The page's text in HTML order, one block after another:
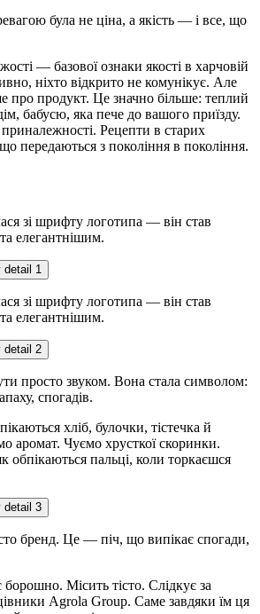
була не ціна, а якість — і все, що
— базової ознаки якості в харчовій
ніхто відкрито не комунікує. Але
про продукт. Це значно більше: теплий
бабусю, яка пече до вашого приїзду.
Рецепти в старих
передаються з покоління в покоління.
зі шрифту логотипа — він став
елегантнішим.
зі шрифту логотипа — він став
елегантнішим.
просто звуком. Вона стала символом:
спогадів.
хліб, булочки, тістечка й
аромат. Чуємо хрусткої скоринки.
обпікаються пальці, коли торкаєшся
бренд. Це — піч, що випікає спогади,
Місить тісто. Слідкує за
Agrola Group. Саме завдяки їм ця